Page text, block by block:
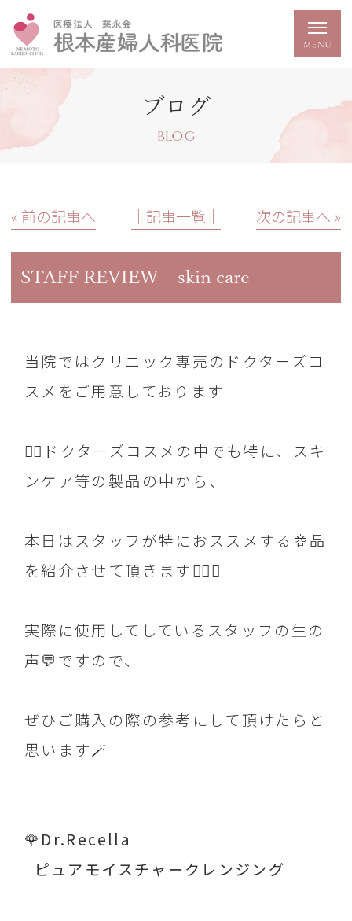
ブログ
BLOG
« 前の記事へ │記事一覧│ 次の記事へ »
STAFF REVIEW – skin care
当院ではクリニック専売のドクターズコ
スメをご用意しております
☝🏻ドクターズコスメの中でも特に、スキ
ンケア等の製品の中から、
本日はスタッフが特におススメする商品
を紹介させて頂きます💁‍♀️✨
実際に使用してしているスタッフの生の
声💬ですので、
ぜひご購入の際の参考にして頂けたらと
思います🪄
🌹Dr.Recella
ピュアモイスチャークレンジング